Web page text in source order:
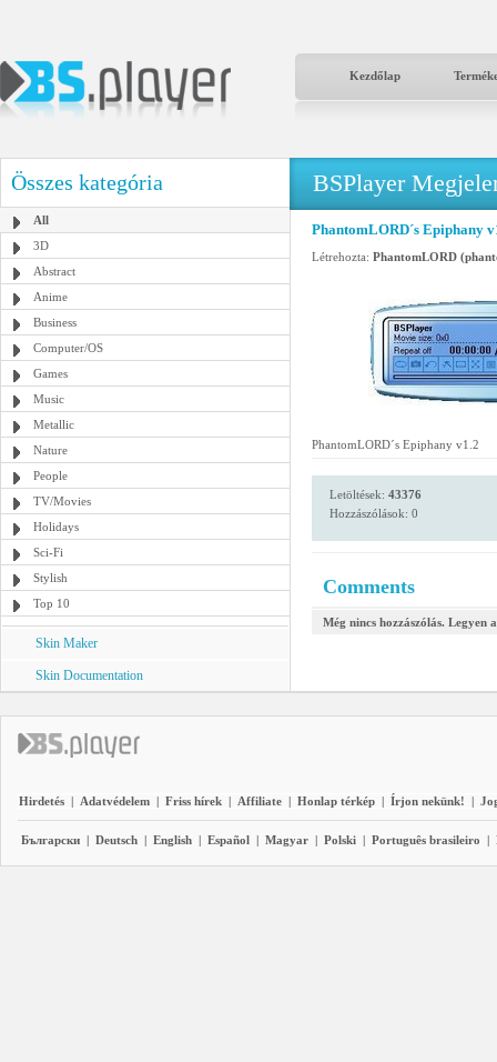
Kezdőlap
Összes kategória
All
3D
Abstract
Anime
Business
Computer/OS
Games
Music
Metallic
Nature
People
TV/Movies
Holidays
Sci-Fi
Stylish
Top 10
Skin Maker
Skin Documentation
BSPlayer
PhantomLORD´s Epiphany
Létrehozta: PhantomLORD
PhantomLORD´s Epiphany v1.2
Letöltések: 43376
Hozzászólások: 0
Comments
Még nincs hozzászólás. Legyen
Hirdetés | Adatvédelem | Friss hírek | Affiliate | Honlap térkép | Írjon nekünk! |
Български | Deutsch | English | Español | Magyar | Polski | Português brasileiro |